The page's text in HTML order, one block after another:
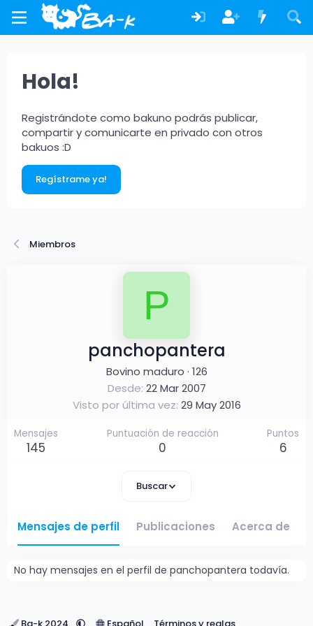
Hola!
Registrándote como bakuno podrás publicar,
compartir y comunicarte en privado con otros
bakuos :D
Regístrame ya!
Miembros
P
panchopantera
Bovino maduro · 126
Desde 22 Mar 2007
Visto por última vez 29 May 2016
Mensajes
145
Puntuación de reacción
0
Puntos
6
Buscar
Mensajes de perfil Publicaciones Acerca de
No hay mensajes en el perfil de panchopantera todavía.